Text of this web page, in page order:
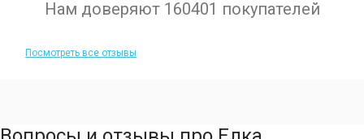
Нам доверяют 160401 покупателей
Посмотреть все отзывы